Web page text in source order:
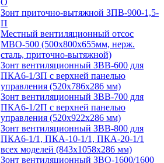
О
Зонт приточно-вытяжной ЗПВ-900-1,5-
П
Местный вентиляционный отсос
МВО-500 (500х800х655мм, нерж.
сталь, приточно-вытяжной)
Зонт вентиляционный ЗВВ-600 для
ПКА6-1/3П с верхней панелью
управления (520х786х286 мм)
Зонт вентиляционный ЗВВ-700 для
ПКА6-1/2П с верхней панелью
управления (520х922х286 мм)
Зонт вентиляционный ЗВВ-800 для
ПКА6-1/1, ПКА-10-1/1, ПКА-20-1/1
всех моделей (843х1058х286 мм)
Зонт вентиляционный ЗВО-1600/1600